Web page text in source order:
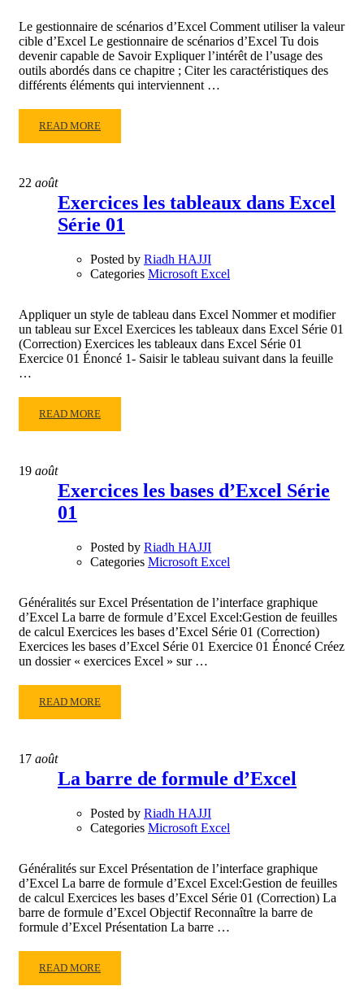
Le gestionnaire de scénarios d’Excel Comment utiliser la valeur
cible d’Excel Le gestionnaire de scénarios d’Excel Tu dois
devenir capable de Savoir Expliquer l’intérêt de l’usage des
outils abordés dans ce chapitre ; Citer les caractéristiques des
différents éléments qui interviennent …
READ
MORE
GESTIONNAIRE
SCÉNARIOS
READ MORE
22 août
Exercices les tableaux dans Excel
Série 01
Posted by Riadh HAJJI
Categories Microsoft Excel
Appliquer un style de tableau dans Excel Nommer et modifier
un tableau sur Excel Exercices les tableaux dans Excel Série 01
(Correction) Exercices les tableaux dans Excel Série 01
Exercice 01 Énoncé 1- Saisir le tableau suivant dans la feuille
…
READ
MORE
LES
TABLEAUX
DANS
READ MORE
19 août
Exercices les bases d’Excel Série
01
Posted by Riadh HAJJI
Categories Microsoft Excel
Généralités sur Excel Présentation de l’interface graphique
d’Excel La barre de formule d’Excel Excel:Gestion de feuilles
de calcul Exercices les bases d’Excel Série 01 (Correction)
Exercices les bases d’Excel Série 01 Exercice 01 Énoncé Créez
un dossier « exercices Excel » sur …
READ
MORE
LES
BASES
READ MORE
17 août
La barre de formule d’Excel
Posted by Riadh HAJJI
Categories Microsoft Excel
Généralités sur Excel Présentation de l’interface graphique
d’Excel La barre de formule d’Excel Excel:Gestion de feuilles
de calcul Exercices les bases d’Excel Série 01 (Correction) La
barre de formule d’Excel Objectif Reconnaître la barre de
formule d’Excel Présentation La barre …
READ
MORE
READ MORE